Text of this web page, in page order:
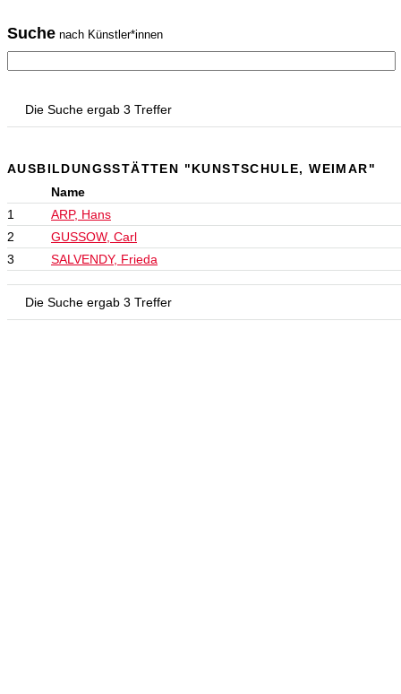
Suche nach Künstler*innen
Die Suche ergab 3 Treffer
AUSBILDUNGSSTÄTTEN "KUNSTSCHULE, WEIMAR"
Name
1
ARP, Hans
2
GUSSOW, Carl
3
SALVENDY, Frieda
Die Suche ergab 3 Treffer